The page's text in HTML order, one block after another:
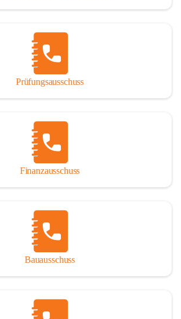
Prüfungsausschuss
Finanzausschuss
Bauausschuss